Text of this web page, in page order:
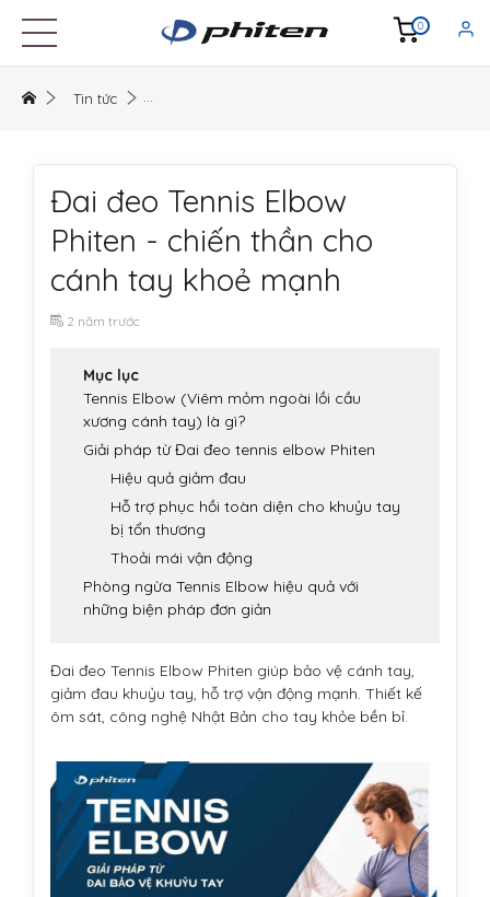
0
Tin tức
Đai đeo Tennis Elbow
Phiten - chiến thần cho
cánh tay khoẻ mạnh
2 năm trước
Mục lục
Tennis Elbow (Viêm mỏm ngoài lồi cầu
xương cánh tay) là gì?
Giải pháp từ Đai đeo tennis elbow Phiten
Hiệu quả giảm đau
Hỗ trợ phục hồi toàn diện cho khuỷu tay
bị tổn thương
Thoải mái vận động
Phòng ngừa Tennis Elbow hiệu quả với
những biện pháp đơn giản
Đai đeo Tennis Elbow Phiten giúp bảo vệ cánh tay,
giảm đau khuỷu tay, hỗ trợ vận động mạnh. Thiết kế
ôm sát, công nghệ Nhật Bản cho tay khỏe bền bỉ.